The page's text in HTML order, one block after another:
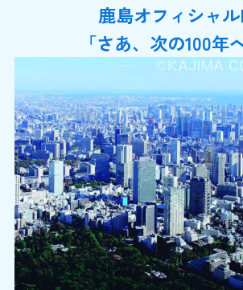
鹿島オフィシャ
「さあ、次の100年